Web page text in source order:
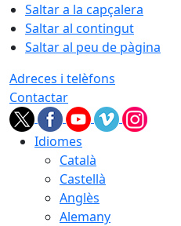
Saltar a la capçalera
Saltar al contingut
Saltar al peu de pàgina
Adreces i telèfons
Contactar
Idiomes
Català
Castellà
Anglès
Alemany